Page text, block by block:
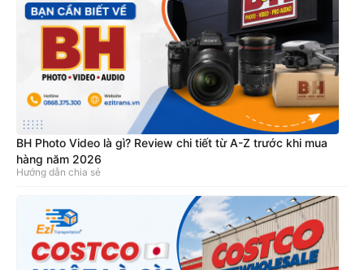
BH Photo Video là gì? Review chi tiết từ A-Z trước khi mua
hàng năm 2026
Hướng dẫn chia sẻ